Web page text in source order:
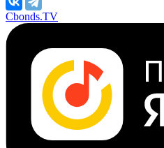
Cbonds.TV